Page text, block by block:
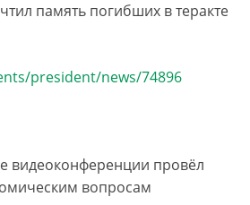
память погибших в теракте
president/news/74896
видеоконференции провёл
вопросам